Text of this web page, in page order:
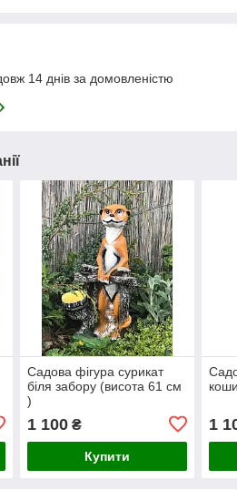
14 днів за домовленістю
Садова фігура сурикат
біля забору (висота 61 см
)
1 100₴
Купити
1